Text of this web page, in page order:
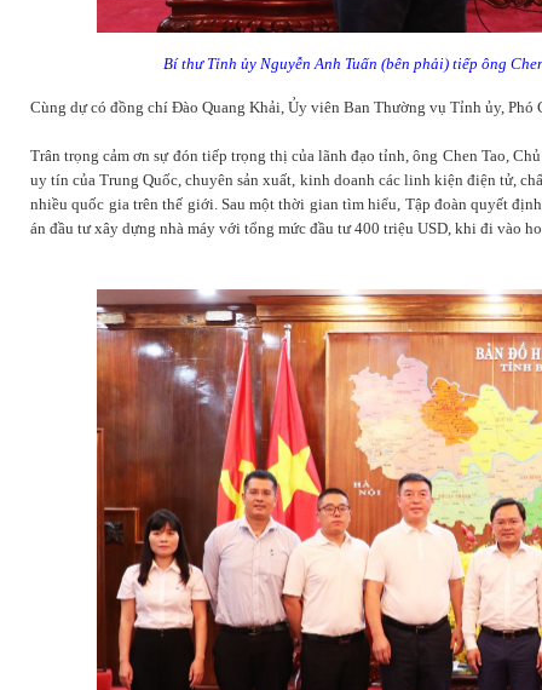
Bí thư Tỉnh ủy Nguyễn Anh Tuấn (bên phải) tiếp ông
Cùng dự có đồng chí Đào Quang Khải, Ủy viên Ban Thường vụ Tỉnh ủy,
Trân trọng cảm ơn sự đón tiếp trọng thị của lãnh đạo tỉnh, ông Chen Tao,
uy tín của Trung Quốc, chuyên sản xuất, kinh doanh các linh kiện điện tử,
nhiều quốc gia trên thế giới. Sau một thời gian tìm hiểu, Tập đoàn quyết
án đầu tư xây dựng nhà máy với tổng mức đầu tư 400 triệu USD, khi đi vào